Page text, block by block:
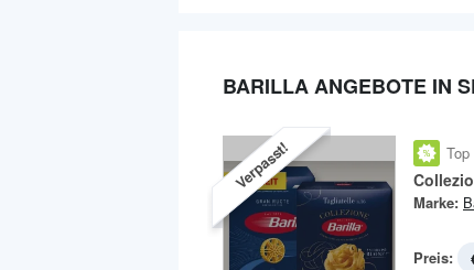
BARILLA ANGEBOTE IN
Verpasst!
Marke:
Preis: